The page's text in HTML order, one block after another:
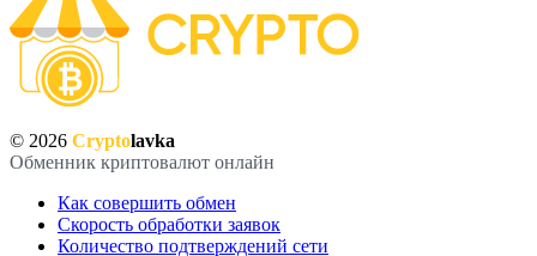
© 2026 Cryptolavka
Обменник криптовалют онлайн
Как совершить обмен
Скорость обработки заявок
Количество подтверждений сети